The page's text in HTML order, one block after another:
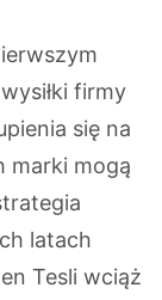
firmy
się na
marki mogą
latach
Tesli wciąż